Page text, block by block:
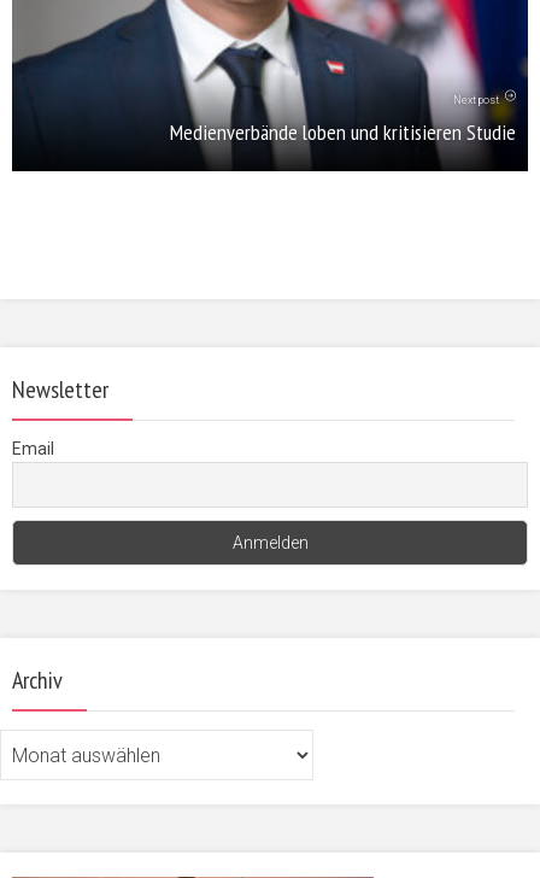
Next post
Medienverbände loben und kritisieren Studie
Newsletter
Email
Archiv